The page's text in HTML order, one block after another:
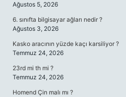
Ağustos 5, 2026
6. sınıfta bilgisayar ağları nedir ?
Ağustos 3, 2026
Kasko aracının yüzde kaçı karsiliyor ?
Temmuz 24, 2026
23rd mi th mi ?
Temmuz 24, 2026
Homend Çin malı mı ?